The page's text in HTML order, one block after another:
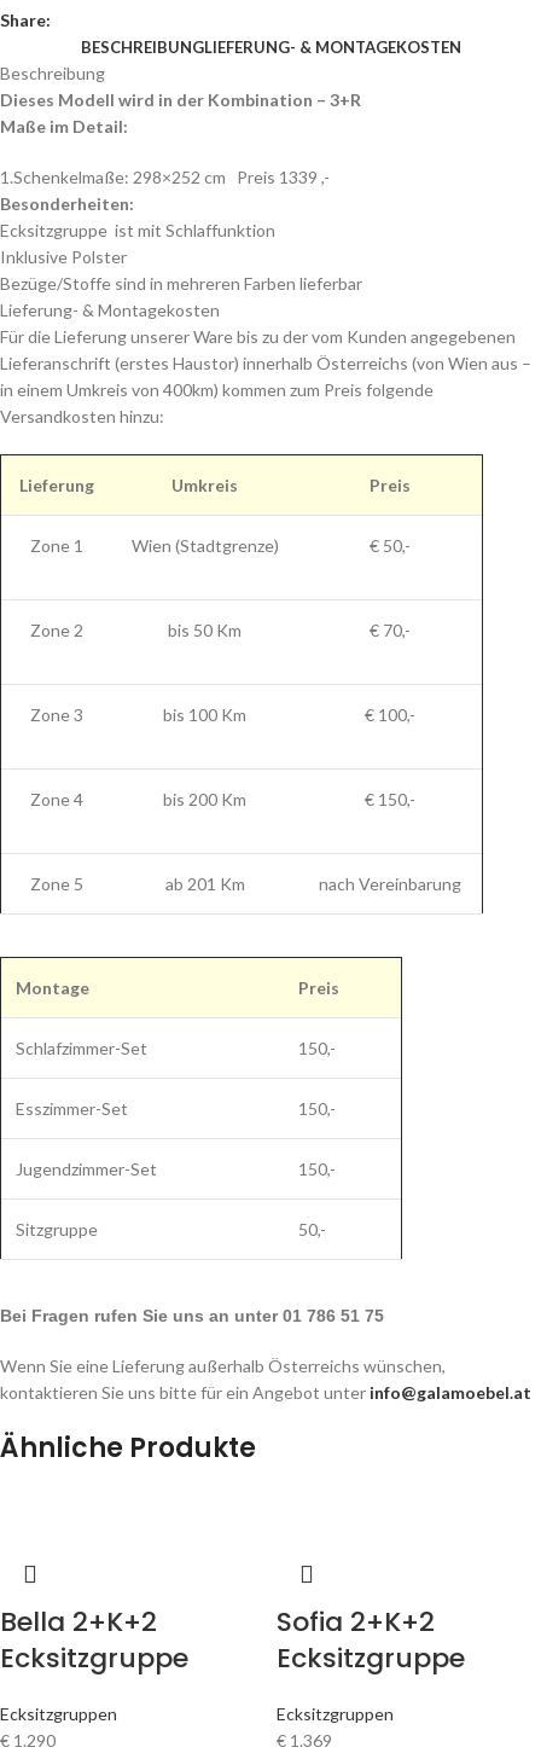
Share:
BESCHREIBUNGLIEFERUNG- & MONTAGEKOSTEN
Beschreibung
Dieses Modell wird in der Kombination – 3+R
Maße im Detail:
1.Schenkelmaße: 298×252 cm Preis 1339 ,-
Besonderheiten:
Ecksitzgruppe ist mit Schlaffunktion
Inklusive Polster
Bezüge/Stoffe sind in mehreren Farben lieferbar
Lieferung- & Montagekosten
Für die Lieferung unserer Ware bis zu der vom Kunden angegebenen
Lieferanschrift (erstes Haustor) innerhalb Österreichs (von Wien aus –
in einem Umkreis von 400km) kommen zum Preis folgende
Versandkosten hinzu:
Lieferung Umkreis Preis
Zone 1 Wien (Stadtgrenze) € 50,-
Zone 2 bis 50 Km € 70,-
Zone 3 bis 100 Km € 100,-
Zone 4 bis 200 Km € 150,-
Zone 5 ab 201 Km nach Vereinbarung
Montage Preis
Schlafzimmer-Set 150,-
Esszimmer-Set 150,-
Jugendzimmer-Set 150,-
Sitzgruppe 50,-
Bei Fragen rufen Sie uns an unter 01 786 51 75
Wenn Sie eine Lieferung außerhalb Österreichs wünschen,
kontaktieren Sie uns bitte für ein Angebot unter info@galamoebel.at
Ähnliche Produkte
Bella 2+K+2
Ecksitzgruppe
Ecksitzgruppen
€ 1.290
Sofia 2+K+2
Ecksitzgruppe
Ecksitzgruppen
€ 1.369